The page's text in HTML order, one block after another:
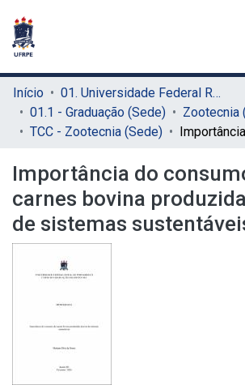
Início
01. Universidade Federal Rural de Pernambuco - UFRPE (Sede)
01.1 - Graduação (Sede)
Zootecnia
TCC - Zootecnia (Sede)
Importância do
carnes bovina
de sistemas